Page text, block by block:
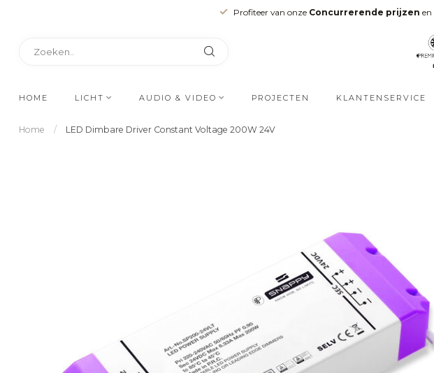
Profiteer van onze Concurrerende prijzen en
HOME LICHT AUDIO & VIDEO PROJECTEN KLANTENSERVICE
Home / LED Dimbare Driver Constant Voltage 200W 24V